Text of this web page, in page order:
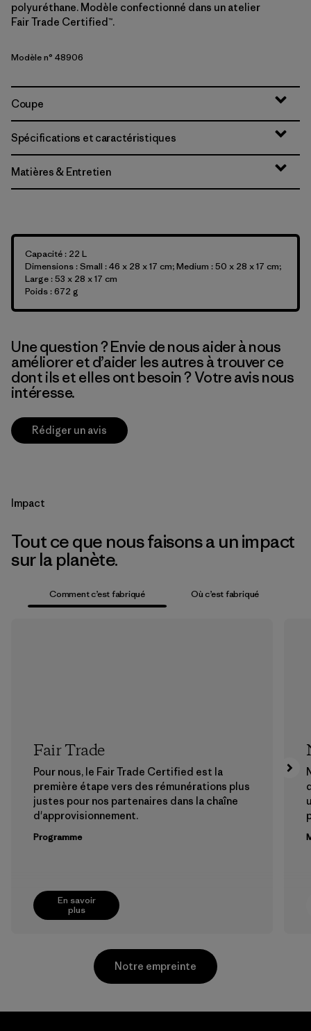
polyuréthane. Modèle confectionné dans un atelier
Fair Trade Certified™.
Modèle n° 48906
Coupe
Spécifications et caractéristiques
Matières & Entretien
Capacité : 22 L
Dimensions : Small : 46 x 28 x 17 cm; Medium : 50 x 28 x 17 cm;
Large : 53 x 28 x 17 cm
Poids : 672 g
Une question ? Envie de nous aider à nous
améliorer et d’aider les autres à trouver ce
dont ils et elles ont besoin ? Votre avis nous
intéresse.
Rédiger un avis
Impact
Tout ce que nous faisons a un impact
sur la planète.
Comment c’est fabriqué Où c’est fabriqué
En savoir
plus
Fair Trade
Pour nous, le Fair Trade Certified est la
première étape vers des rémunérations plus
justes pour nos partenaires dans la chaîne
d'approvisionnement.
Programme
Notre empreinte